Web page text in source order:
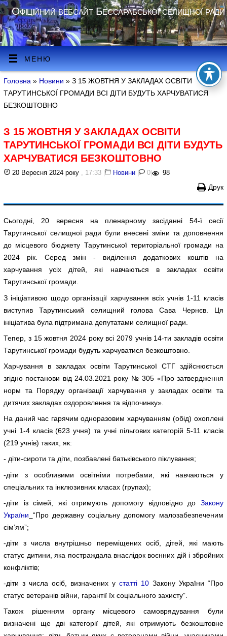
Офіційний вебсайт Бессарабської селищної ради
МЕНЮ
Головна » Новини » З 15 ЖОВТНЯ У ЗАКЛАДАХ ОСВІТИ
ТАРУТИНСЬКОЇ ГРОМАДИ ВСІ ДІТИ БУДУТЬ ХАРЧУВАТИСЯ
БЕЗКОШТОВНО
З 15 ЖОВТНЯ У ЗАКЛАДАХ ОСВІТИ
ТАРУТИНСЬКОЇ ГРОМАДИ ВСІ ДІТИ БУДУТЬ
ХАРЧУВАТИСЯ БЕЗКОШТОВНО
20 Вересня 2024 року , 17:33 | Новини | 0 | 98
Друк
Сьогодні, 20 вересня на пленарному засіданні 54-ї сесії
Тарутинської селищної ради були внесені зміни та доповнення
до місцевого бюджету Тарутинської територіальної громади на
2024 рік. Серед змін - виділення додаткових коштів на
харчування усіх дітей, які навчаються в закладах освіти
Тарутинської громади.
З ініціативою щодо організації харчування всіх учнів 1-11 класів
виступив Тарутинський селищний голова Сава Чернєв. Ця
ініціатива була підтримана депутатами селищної ради.
Тепер, з 15 жовтня 2024 року всі 2079 учнів 14-ти закладів освіти
Тарутинської громади будуть харчуватися безкоштовно.
Харчування в закладах освіти Тарутинської СТГ здійснюється
згідно постанови від 24.03.2021 року № 305 «Про затвердження
норм та Порядку організації харчування у закладах освіти та
дитячих закладах оздоровлення та відпочинку».
На даний час гарячим одноразовим харчуванням (обід) охоплені
учні 1-4 класів (623 учня) та учні пільгових категорій 5-11 класів
(219 учнів) таких, як:
- діти-сироти та діти, позбавлені батьківського піклування;
-діти з особливими освітніми потребами, які навчаються у
спеціальних та інклюзивних класах (групах);
-діти із сімей, які отримують допомогу відповідно до Закону
України “Про державну соціальну допомогу малозабезпеченим
сім’ям”;
-діти з числа внутрішньо переміщених осіб, дітей, які мають
статус дитини, яка постраждала внаслідок воєнних дій і збройних
конфліктів;
-діти з числа осіб, визначених у статті 10 Закону України “Про
статус ветеранів війни, гарантії їх соціального захисту”.
Також рішенням органу місцевого самоврядування були
визначені ще дві категорії дітей, які отримують безкоштовне